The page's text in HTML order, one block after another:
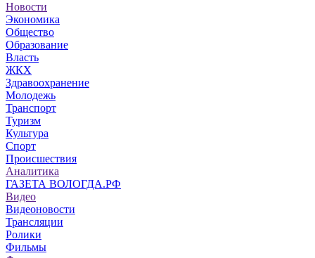
Новости
Экономика
Общество
Образование
Власть
ЖКХ
Здравоохранение
Молодежь
Транспорт
Туризм
Культура
Спорт
Происшествия
Аналитика
ГАЗЕТА ВОЛОГДА.РФ
Видео
Видеоновости
Трансляции
Ролики
Фильмы